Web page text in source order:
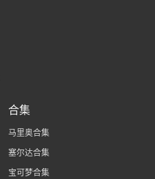
合集
马里奥合集
塞尔达合集
宝可梦合集